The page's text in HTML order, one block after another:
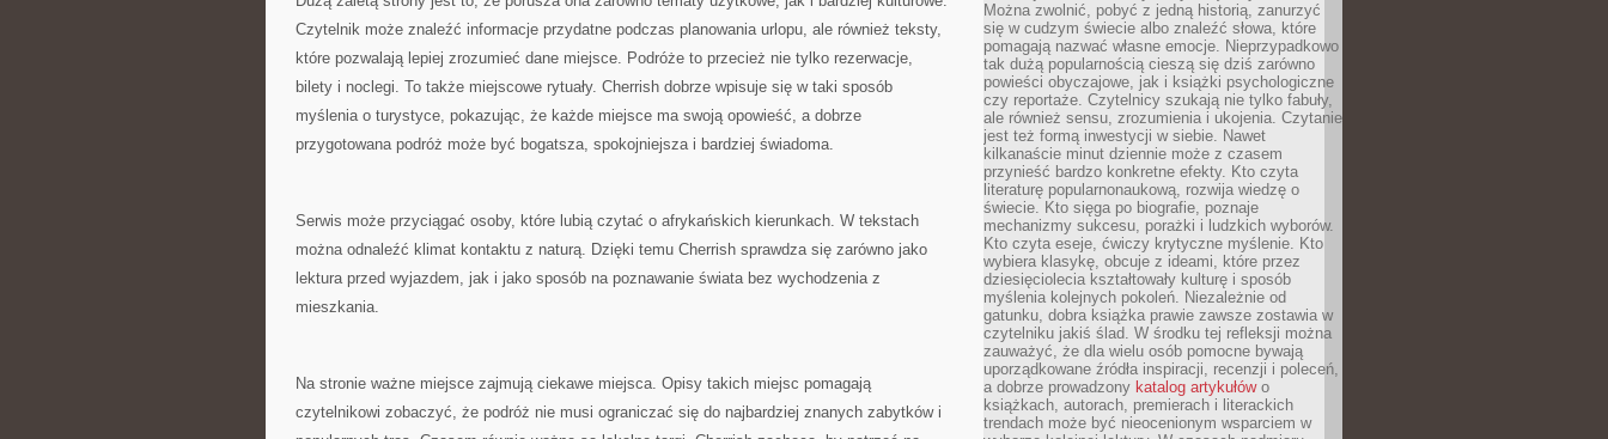
Czytelnik może znaleźć informacje przydatne podczas planowania urlopu, ale również teksty,
które pozwalają lepiej zrozumieć dane miejsce. Podróże to przecież nie tylko rezerwacje,
bilety i noclegi. To także miejscowe rytuały. Cherrish dobrze wpisuje się w taki sposób
myślenia o turystyce, pokazując, że każde miejsce ma swoją opowieść, a dobrze
przygotowana podróż może być bogatsza, spokojniejsza i bardziej świadoma.
Serwis może przyciągać osoby, które lubią czytać o afrykańskich kierunkach. W tekstach
można odnaleźć klimat kontaktu z naturą. Dzięki temu Cherrish sprawdza się zarówno jako
lektura przed wyjazdem, jak i jako sposób na poznawanie świata bez wychodzenia z
mieszkania.
Na stronie ważne miejsce zajmują ciekawe miejsca. Opisy takich miejsc pomagają
czytelnikowi zobaczyć, że podróż nie musi ograniczać się do najbardziej znanych zabytków i
Można zwolnić, pobyć z jedną historią, zanurzyć
się w cudzym świecie albo znaleźć słowa, które
pomagają nazwać własne emocje. Nieprzypadkowo
tak dużą popularnością cieszą się dziś zarówno
powieści obyczajowe, jak i książki psychologiczne
czy reportaże. Czytelnicy szukają nie tylko fabuły,
ale również sensu, zrozumienia i ukojenia. Czytanie
jest też formą inwestycji w siebie. Nawet
kilkanaście minut dziennie może z czasem
przynieść bardzo konkretne efekty. Kto czyta
literaturę popularnonaukową, rozwija wiedzę o
świecie. Kto sięga po biografie, poznaje
mechanizmy sukcesu, porażki i ludzkich wyborów.
Kto czyta eseje, ćwiczy krytyczne myślenie. Kto
wybiera klasykę, obcuje z ideami, które przez
dziesięciolecia kształtowały kulturę i sposób
myślenia kolejnych pokoleń. Niezależnie od
gatunku, dobra książka prawie zawsze zostawia w
czytelniku jakiś ślad. W środku tej refleksji można
zauważyć, że dla wielu osób pomocne bywają
uporządkowane źródła inspiracji, recenzji i poleceń,
a dobrze prowadzony katalog artykułówo
książkach, autorach, premierach i literackich
trendach może być nieocenionym wsparciem w